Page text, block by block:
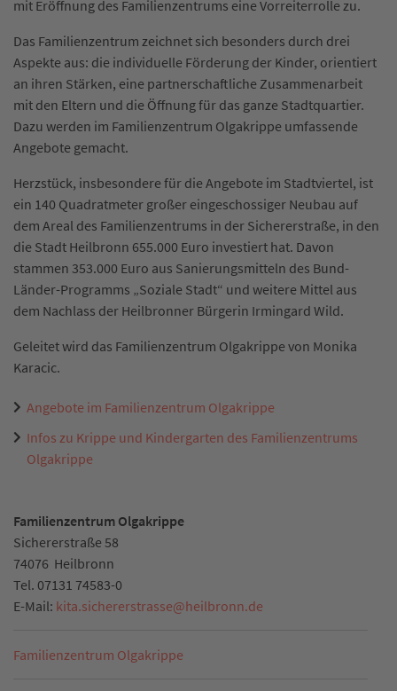
mit Eröffnung des Familienzentrums eine Vorreiterrolle zu.
Das Familienzentrum zeichnet sich besonders durch drei
Aspekte aus: die individuelle Förderung der Kinder, orientiert
an ihren Stärken, eine partnerschaftliche Zusammenarbeit
mit den Eltern und die Öffnung für das ganze Stadtquartier.
Dazu werden im Familienzentrum Olgakrippe umfassende
Angebote gemacht.
Herzstück, insbesondere für die Angebote im Stadtviertel, ist
ein 140 Quadratmeter großer eingeschossiger Neubau auf
dem Areal des Familienzentrums in der Sichererstraße, in den
die Stadt Heilbronn 655.000 Euro investiert hat. Davon
stammen 353.000 Euro aus Sanierungsmitteln des Bund-
Länder-Programms „Soziale Stadt“ und weitere Mittel aus
dem Nachlass der Heilbronner Bürgerin Irmingard Wild.
Geleitet wird das Familienzentrum Olgakrippe von Monika
Karacic.
Angebote im Familienzentrum Olgakrippe
Infos zu Krippe und Kindergarten des Familienzentrums
Olgakrippe
Familienzentrum Olgakrippe
Sichererstraße 58
74076 Heilbronn
Tel. 07131 74583-0
E-Mail: kita.sichererstrasse@heilbronn.de
Familienzentrum Olgakrippe